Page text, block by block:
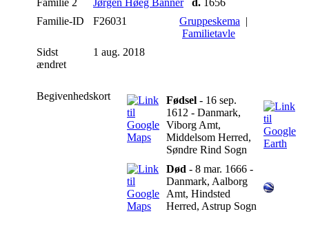
Familie-ID
F26031 Gruppeskema |
Familietavle
Sidst
ændret
1 aug. 2018
Begivenhedskort Fødsel - 16 sep.
1612 - Danmark,
Viborg Amt,
Middelsom Herred,
Søndre Rind Sogn
Død - 8 mar. 1666 -
Danmark, Aalborg
Amt, Hindsted
Herred, Astrup Sogn